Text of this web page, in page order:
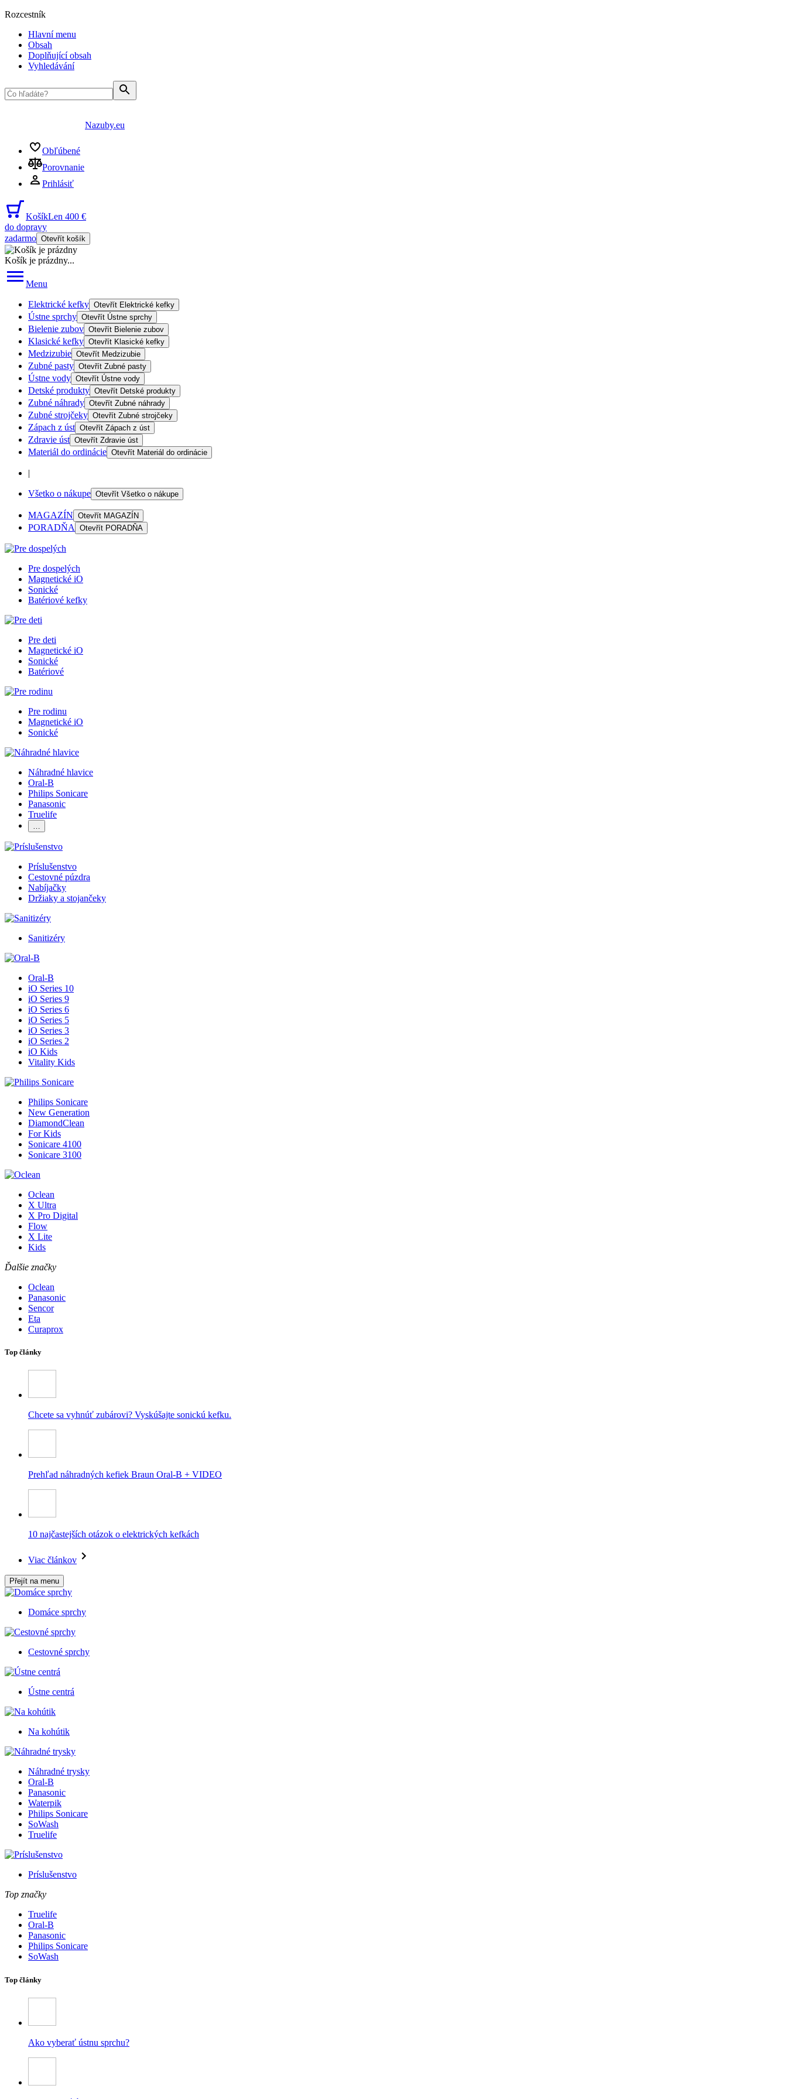
Rozcestník
Hlavní menu
Obsah
Doplňující obsah
Vyhledávání
Nazuby.eu
Obľúbené
Porovnanie
Prihlásiť
KošíkLen 400 €
do dopravy
zadarmo Otevřít košík
Košík je prázdny...
Menu
Elektrické kefky Otevřít Elektrické kefky
Ústne sprchy Otevřít Ústne sprchy
Bielenie zubov Otevřít Bielenie zubov
Klasické kefky Otevřít Klasické kefky
Medzizubie Otevřít Medzizubie
Zubné pasty Otevřít Zubné pasty
Ústne vody Otevřít Ústne vody
Detské produkty Otevřít Detské produkty
Zubné náhrady Otevřít Zubné náhrady
Zubné strojčeky Otevřít Zubné strojčeky
Zápach z úst Otevřít Zápach z úst
Zdravie úst Otevřít Zdravie úst
Materiál do ordinácie Otevřít Materiál do ordinácie
|
Všetko o nákupe Otevřít Všetko o nákupe
MAGAZÍN Otevřít MAGAZÍN
PORADŇA Otevřít PORADŇA
Pre dospelých
Magnetické iO
Sonické
Batériové kefky
Pre deti
Magnetické iO
Sonické
Batériové
Pre rodinu
Magnetické iO
Sonické
Náhradné hlavice
Oral-B
Philips Sonicare
Panasonic
Truelife
…
Príslušenstvo
Cestovné púzdra
Nabíjačky
Držiaky a stojančeky
Sanitizéry
Oral-B
iO Series 10
iO Series 9
iO Series 6
iO Series 5
iO Series 3
iO Series 2
iO Kids
Vitality Kids
Philips Sonicare
New Generation
DiamondClean
For Kids
Sonicare 4100
Sonicare 3100
Oclean
X Ultra
X Pro Digital
Flow
X Lite
Kids
Ďalšie značky
Oclean
Panasonic
Sencor
Eta
Curaprox
Top články
Chcete sa vyhnúť zubárovi? Vyskúšajte sonickú kefku.
Prehľad náhradných kefiek Braun Oral-B + VIDEO
10 najčastejších otázok o elektrických kefkách
Viac článkov
Přejít na menu
Domáce sprchy
Cestovné sprchy
Ústne centrá
Na kohútik
Náhradné trysky
Oral-B
Panasonic
Waterpik
Philips Sonicare
SoWash
Truelife
Príslušenstvo
Top značky
Truelife
Oral-B
Panasonic
Philips Sonicare
SoWash
Top články
Ako vyberať ústnu sprchu?